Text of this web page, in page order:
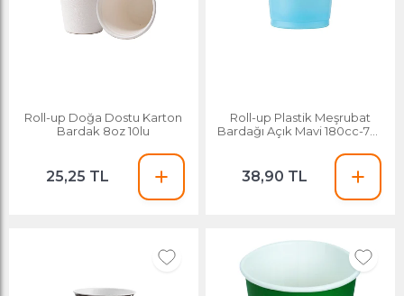
Roll-up Doğa Dostu Karton
Bardak 8oz 10lu
25,25 TL
Roll-up Plastik Meşrubat
Bardağı Açık Mavi 180cc-7oz
38,90 TL